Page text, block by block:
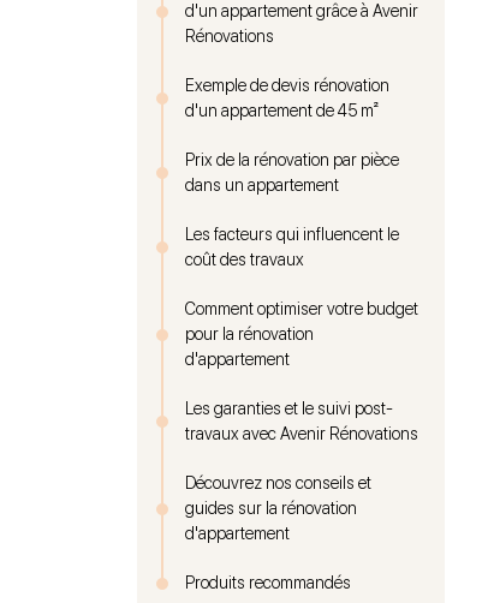
d'un appartement grâce à Avenir
Rénovations
Exemple de devis rénovation
d'un appartement de 45 m²
Prix de la rénovation par pièce
dans un appartement
Les facteurs qui influencent le
coût des travaux
Comment optimiser votre budget
pour la rénovation
d'appartement
Les garanties et le suivi post-
travaux avec Avenir Rénovations
Découvrez nos conseils et
guides sur la rénovation
d'appartement
Produits recommandés